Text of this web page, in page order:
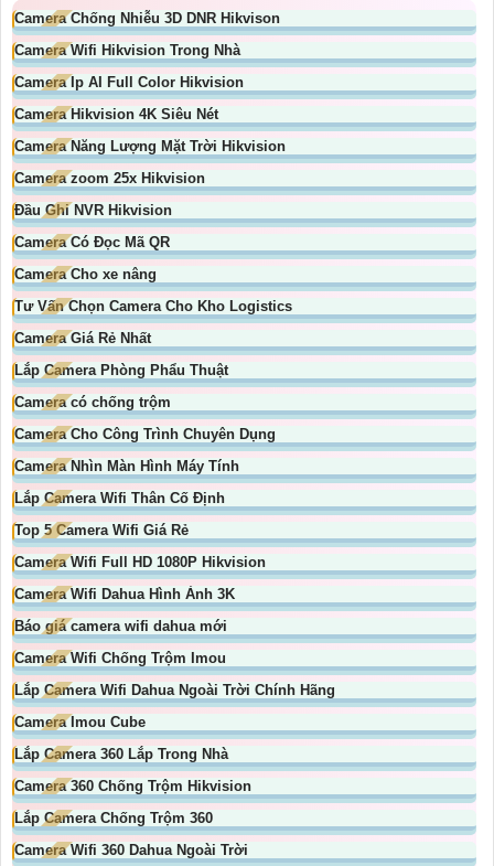
Camera Chống Nhiễu 3D DNR Hikvison
Camera Wifi Hikvision Trong Nhà
Camera Ip AI Full Color Hikvision
Camera Hikvision 4K Siêu Nét
Camera Năng Lượng Mặt Trời Hikvision
Camera zoom 25x Hikvision
Đầu Ghi NVR Hikvision
Camera Có Đọc Mã QR
Camera Cho xe nâng
Tư Vấn Chọn Camera Cho Kho Logistics
Camera Giá Rẻ Nhất
Lắp Camera Phòng Phẩu Thuật
Camera có chống trộm
Camera Cho Công Trình Chuyên Dụng
Camera Nhìn Màn Hình Máy Tính
Lắp Camera Wifi Thân Cố Định
Top 5 Camera Wifi Giá Rẻ
Camera Wifi Full HD 1080P Hikvision
Camera Wifi Dahua Hình Ảnh 3K
Báo giá camera wifi dahua mới
Camera Wifi Chống Trộm Imou
Lắp Camera Wifi Dahua Ngoài Trời Chính Hãng
Camera Imou Cube
Lắp Camera 360 Lắp Trong Nhà
Camera 360 Chống Trộm Hikvision
Lắp Camera Chống Trộm 360
Camera Wifi 360 Dahua Ngoài Trời